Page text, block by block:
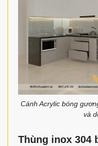
Cánh Acrylic bóng
và
Thùng inox 304